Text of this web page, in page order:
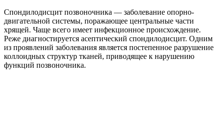
Спондилодисцит позвоночника — заболевание опорно-
двигательной системы, поражающее центральные части
хрящей. Чаще всего имеет инфекционное происхождение.
Реже диагностируется асептический спондилодисцит. Одним
из проявлений заболевания является постепенное разрушение
коллоидных структур тканей, приводящее к нарушению
функций позвоночника.